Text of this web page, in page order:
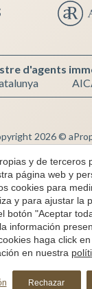
Solicita más
d'agents
2026 ©
Inmobiliaria de lujo
AICAT 6388
Aviso Legal
Política de
Política de
Canal de
y de terceros
página web y
cookies para
y para ajustar la
botón "Aceptar
información
haga click
en nuestra
Rechazar